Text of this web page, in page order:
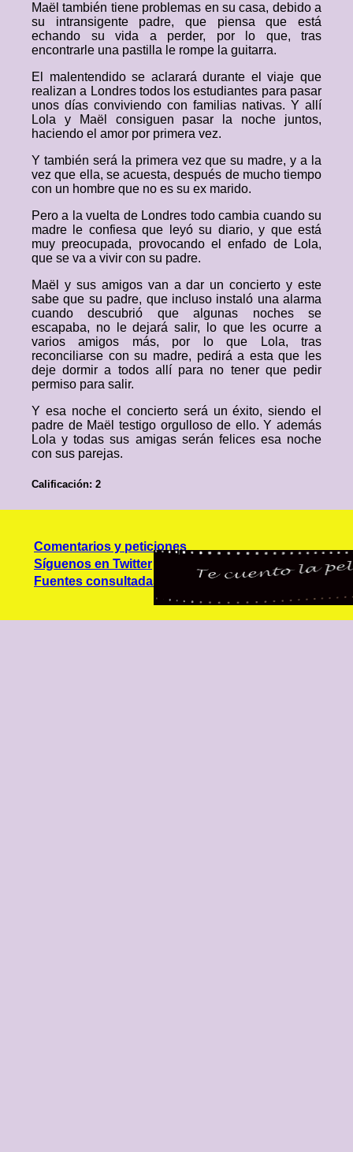
Maël también tiene problemas en su casa, debido a
su intransigente padre, que piensa que está
echando su vida a perder, por lo que, tras
encontrarle una pastilla le rompe la guitarra.
El malentendido se aclarará durante el viaje que
realizan a Londres todos los estudiantes para pasar
unos días conviviendo con familias nativas. Y allí
Lola y Maël consiguen pasar la noche juntos,
haciendo el amor por primera vez.
Y también será la primera vez que su madre, y a la
vez que ella, se acuesta, después de mucho tiempo
con un hombre que no es su ex marido.
Pero a la vuelta de Londres todo cambia cuando su
madre le confiesa que leyó su diario, y que está
muy preocupada, provocando el enfado de Lola,
que se va a vivir con su padre.
Maël y sus amigos van a dar un concierto y este
sabe que su padre, que incluso instaló una alarma
cuando descubrió que algunas noches se
escapaba, no le dejará salir, lo que les ocurre a
varios amigos más, por lo que Lola, tras
reconciliarse con su madre, pedirá a esta que les
deje dormir a todos allí para no tener que pedir
permiso para salir.
Y esa noche el concierto será un éxito, siendo el
padre de Maël testigo orgulloso de ello. Y además
Lola y todas sus amigas serán felices esa noche
con sus parejas.
Calificación: 2
Comentarios y peticiones
Síguenos en Twitter
Fuentes consultadas